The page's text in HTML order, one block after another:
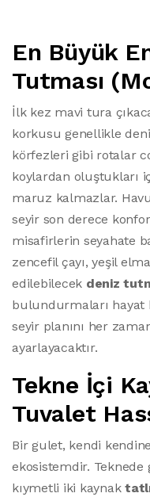
En Büyük
Tutması
İlk kez mavi tura
korkusu genellikle
körfezleri gibi rotalar
koylardan oluştukları
maruz kalmazlar.
seyir son derece
misafirlerin seyahate
zencefil çayı, yeşil
edilebilecek deniz
bulundurmaları hayat
seyir planını her
ayarlayacaktır.
Tekne İçi
Tuvalet
Bir gulet, kendi
ekosistemdir.
kıymetli iki kaynak